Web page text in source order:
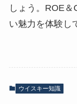
しょう。ROE
い魅力を体験し
ウイスキー知識